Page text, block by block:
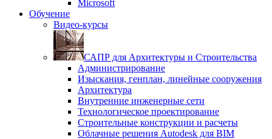
Microsoft
Обучение
Видео-курсы
САПР для Архитектуры и Строительства
Администрирование
Изыскания, генплан, линейные сооружения
Архитектура
Внутренние инженерные сети
Технологическое проектирование
Строительные конструкции и расчеты
Облачные решения Autodesk для BIM